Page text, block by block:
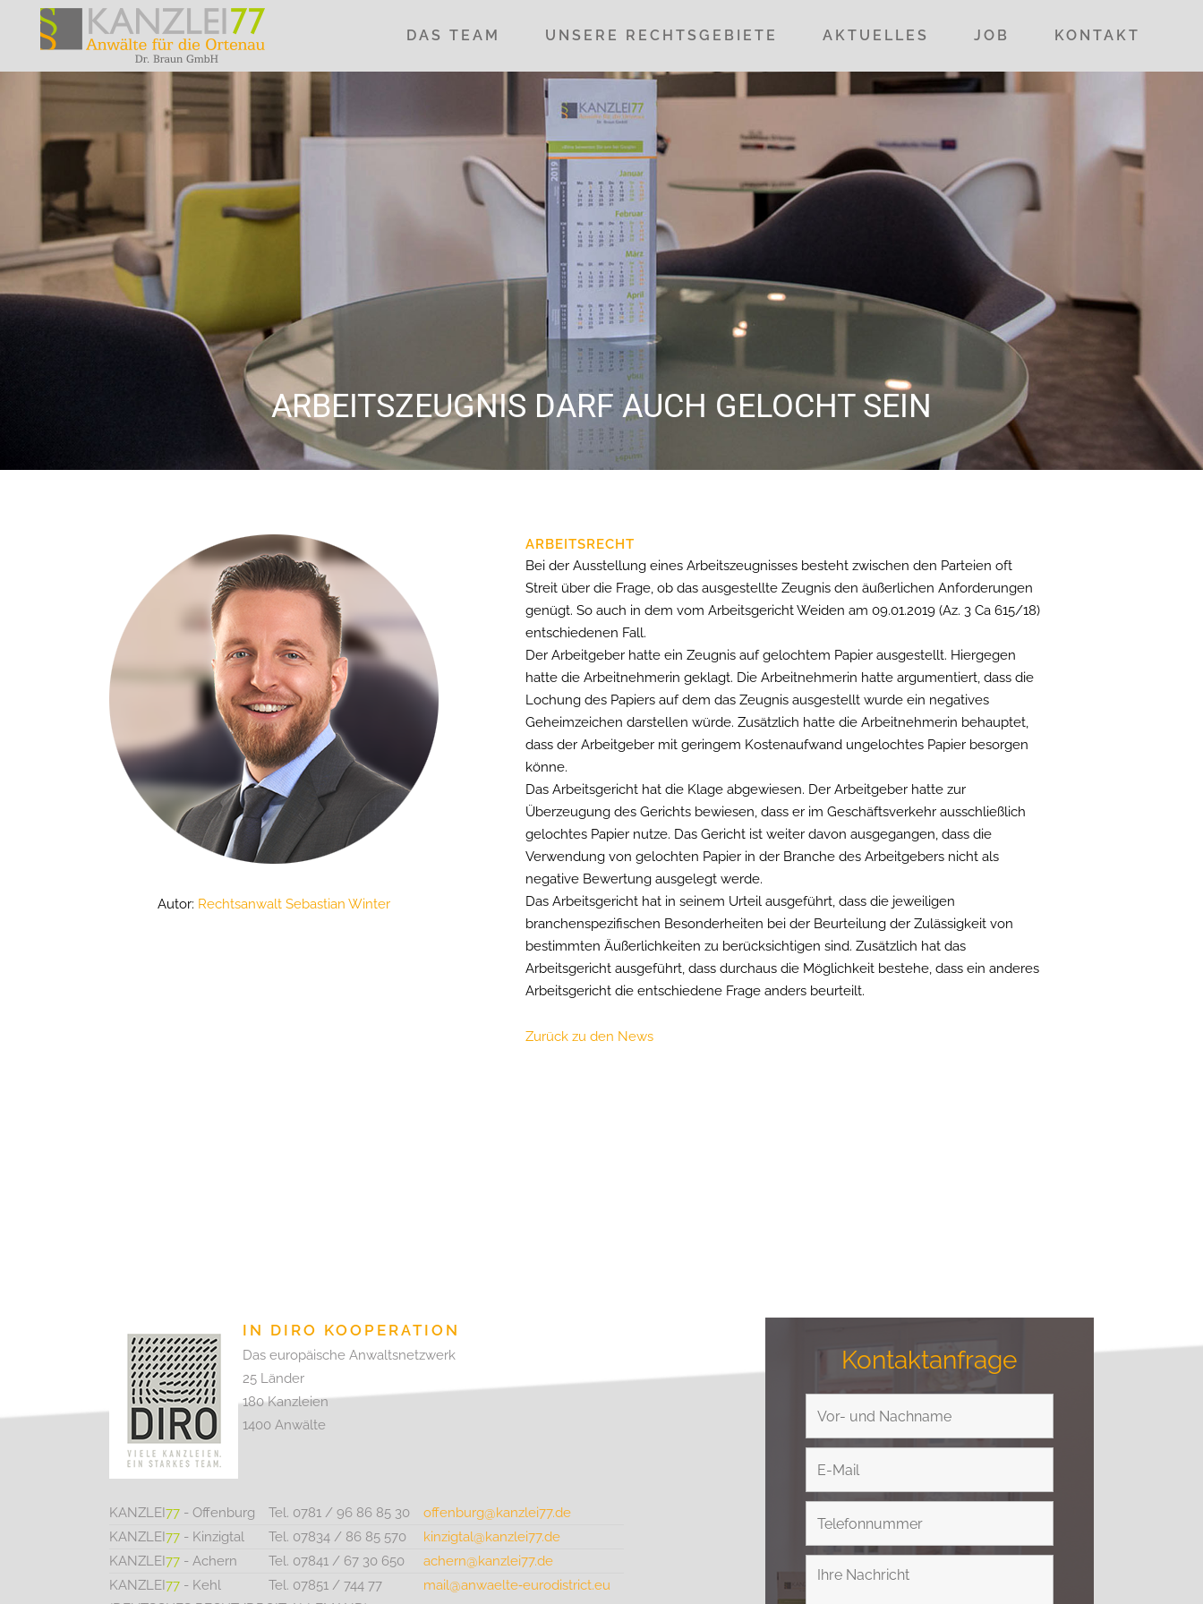
DAS TEAM UNSERE RECHTSGEBIETE AKTUELLES JOB KONTAKT
ARBEITSZEUGNIS DARF AUCH GELOCHT SEIN
Autor: Rechtsanwalt Sebastian Winter
ARBEITSRECHT
Bei der Ausstellung eines Arbeitszeugnisses besteht zwischen den Parteien oft
Streit über die Frage, ob das ausgestellte Zeugnis den äußerlichen Anforderungen
genügt. So auch in dem vom Arbeitsgericht Weiden am 09.01.2019 (Az. 3 Ca 615/18)
entschiedenen Fall.
Der Arbeitgeber hatte ein Zeugnis auf gelochtem Papier ausgestellt. Hiergegen
hatte die Arbeitnehmerin geklagt. Die Arbeitnehmerin hatte argumentiert, dass die
Lochung des Papiers auf dem das Zeugnis ausgestellt wurde ein negatives
Geheimzeichen darstellen würde. Zusätzlich hatte die Arbeitnehmerin behauptet,
dass der Arbeitgeber mit geringem Kostenaufwand ungelochtes Papier besorgen
könne.
Das Arbeitsgericht hat die Klage abgewiesen. Der Arbeitgeber hatte zur
Überzeugung des Gerichts bewiesen, dass er im Geschäftsverkehr ausschließlich
gelochtes Papier nutze. Das Gericht ist weiter davon ausgegangen, dass die
Verwendung von gelochten Papier in der Branche des Arbeitgebers nicht als
negative Bewertung ausgelegt werde.
Das Arbeitsgericht hat in seinem Urteil ausgeführt, dass die jeweiligen
branchenspezifischen Besonderheiten bei der Beurteilung der Zulässigkeit von
bestimmten Äußerlichkeiten zu berücksichtigen sind. Zusätzlich hat das
Arbeitsgericht ausgeführt, dass durchaus die Möglichkeit bestehe, dass ein anderes
Arbeitsgericht die entschiedene Frage anders beurteilt.
Zurück zu den News
IN DIRO KOOPERATION
Das europäische Anwaltsnetzwerk
25 Länder
180 Kanzleien
1400 Anwälte
KANZLEI77 - Offenburg Tel. 0781 / 96 86 85 30
offenburg@kanzlei77.de
KANZLEI77 - Kinzigtal Tel. 07834 / 86 85 570
kinzigtal@kanzlei77.de
KANZLEI77 - Achern Tel. 07841 / 67 30 650
achern@kanzlei77.de
KANZLEI77 - Kehl Tel. 07851 / 744 77
mail@anwaelte‑eurodistrict.eu
Kontaktanfrage